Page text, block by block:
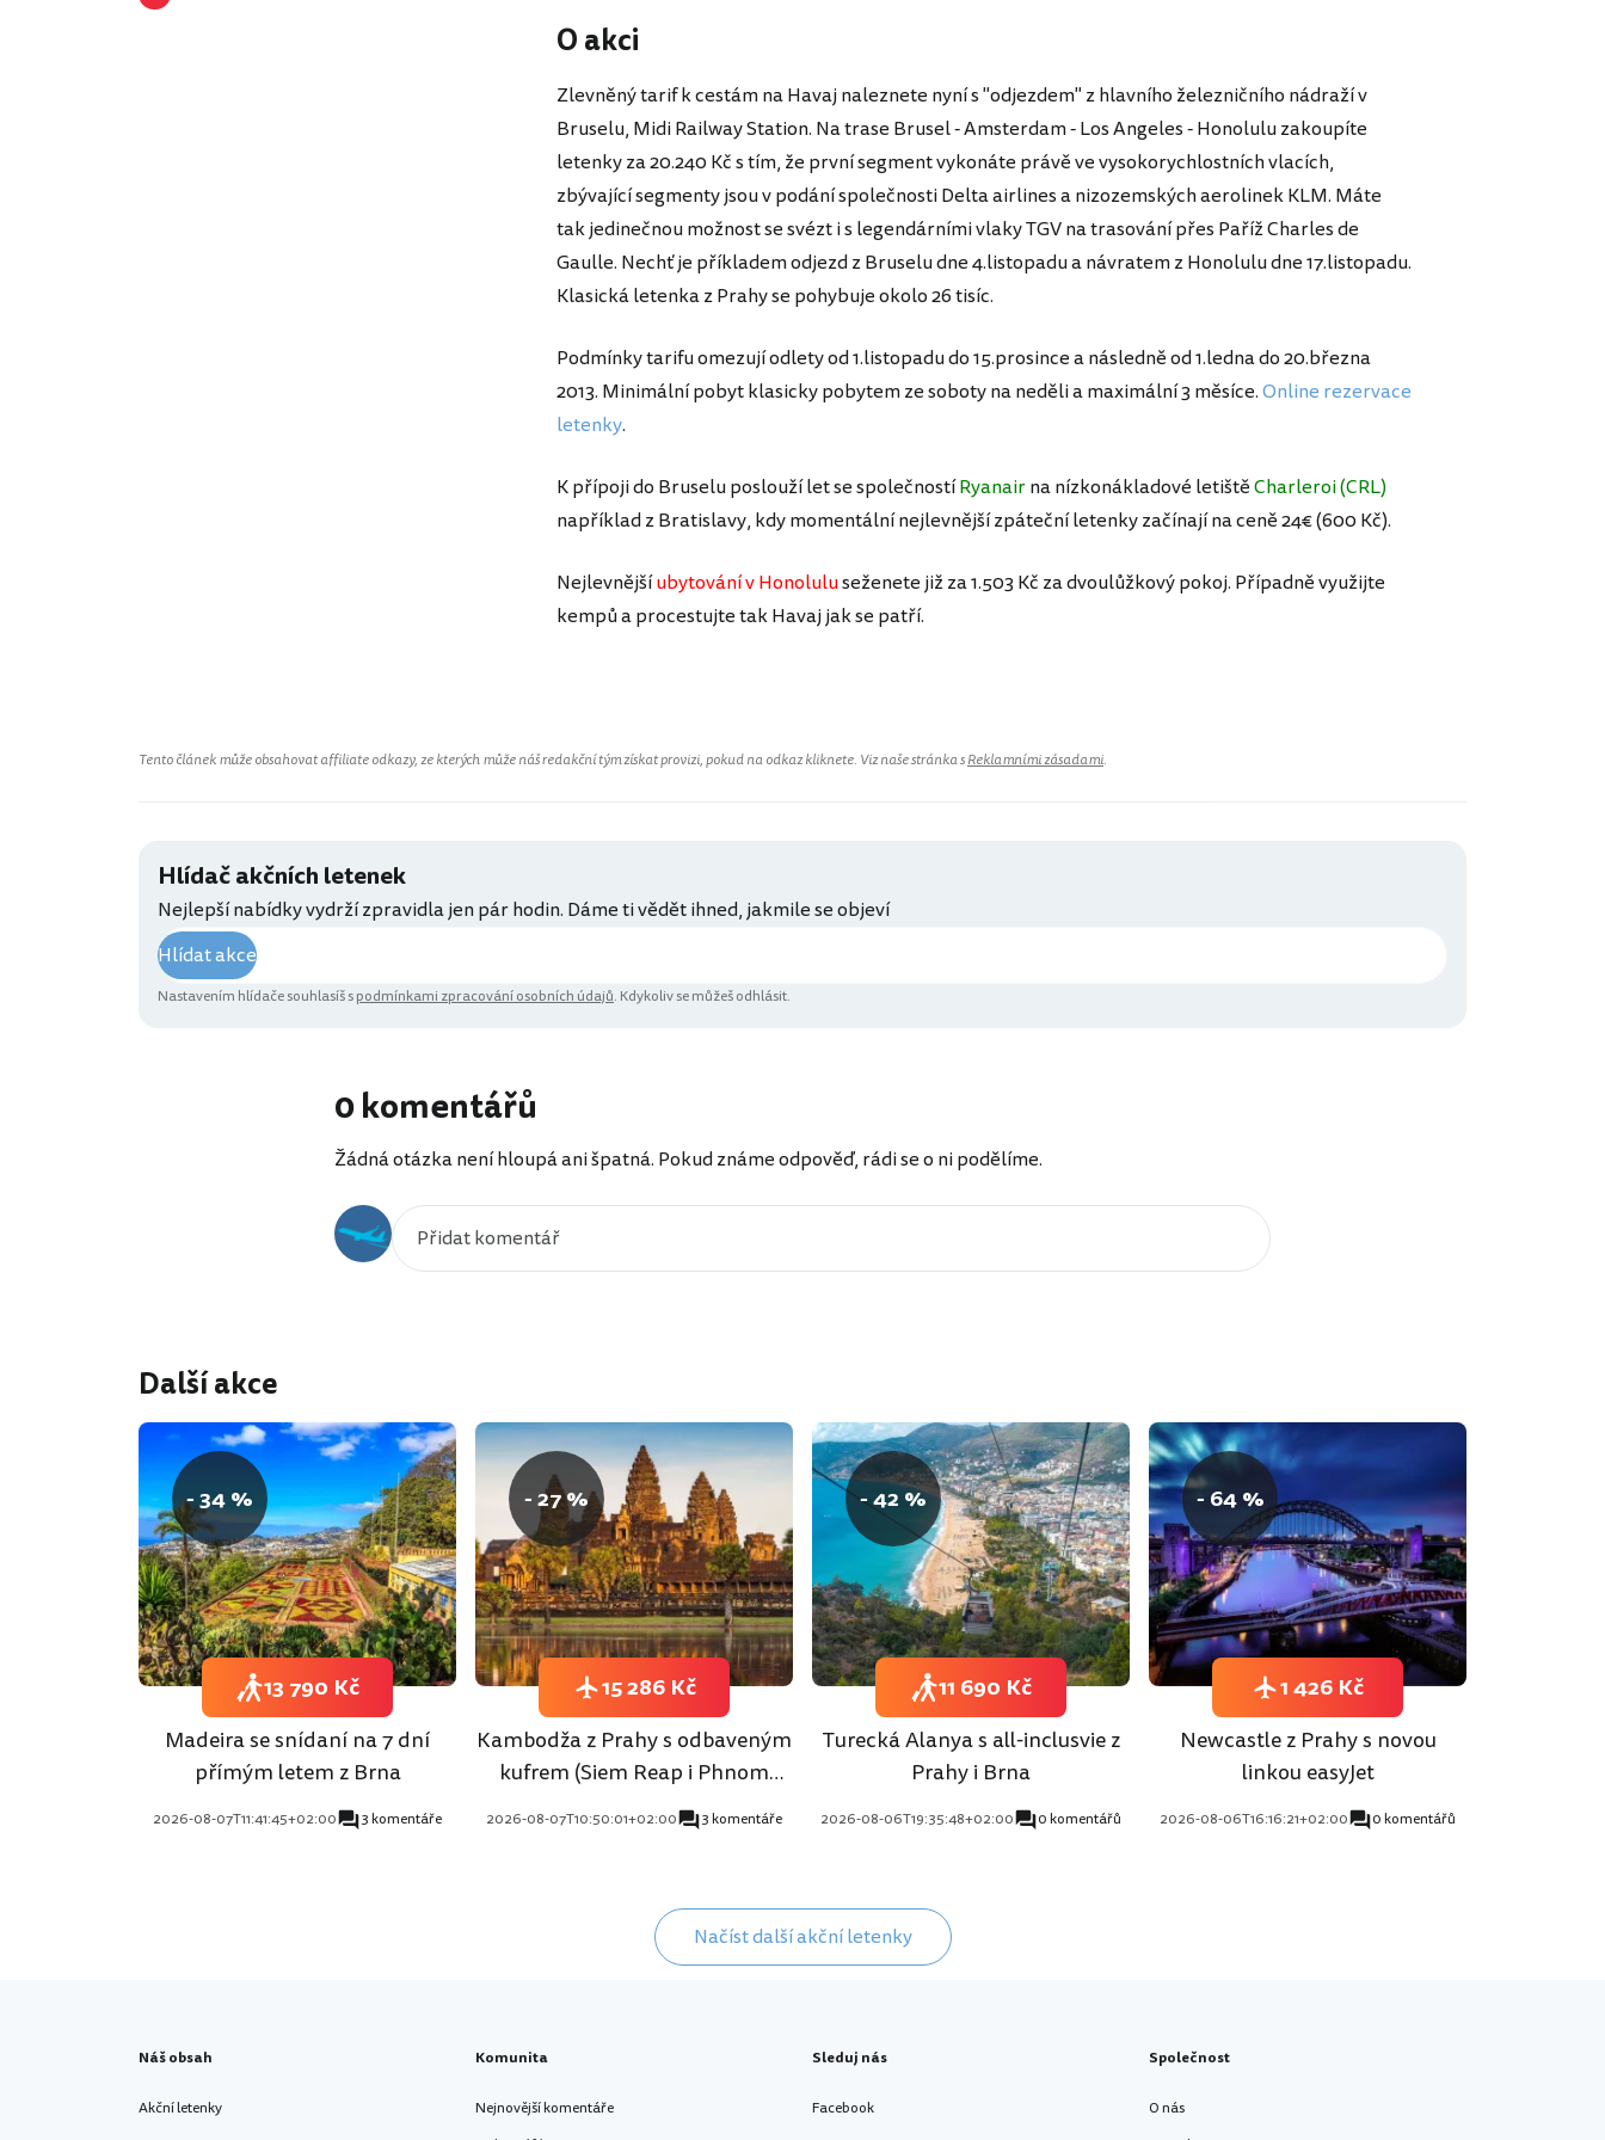
O akci
Zlevněný tarif k cestám na Havaj naleznete nyní s "odjezdem" z hlavního železničního nádraží v
Bruselu, Midi Railway Station. Na trase Brusel - Amsterdam - Los Angeles - Honolulu zakoupíte
letenky za 20.240 Kč s tím, že první segment vykonáte právě ve vysokorychlostních vlacích,
zbývající segmenty jsou v podání společnosti Delta airlines a nizozemských aerolinek KLM. Máte
tak jedinečnou možnost se svézt i s legendárními vlaky TGV na trasování přes Paříž Charles de
Gaulle. Nechť je příkladem odjezd z Bruselu dne 4.listopadu a návratem z Honolulu dne 17.listopadu.
Klasická letenka z Prahy se pohybuje okolo 26 tisíc.
Podmínky tarifu omezují odlety od 1.listopadu do 15.prosince a následně od 1.ledna do 20.března
2013. Minimální pobyt klasicky pobytem ze soboty na neděli a maximální 3 měsíce.Online rezervace
letenky.
K přípoji do Bruselu poslouží let se společnostíRyanairna nízkonákladové letištěCharleroi (CRL)
například z Bratislavy, kdy momentální nejlevnější zpáteční letenky začínají na ceně 24€ (600 Kč).
Nejlevnějšíubytování v Honoluluseženete již za 1.503 Kč za dvoulůžkový pokoj. Případně využijte
kempů a procestujte tak Havaj jak se patří.
Tento článek může obsahovat affiliate odkazy, ze kterých může náš redakční tým získat provizi, pokud na odkaz kliknete. Viz naše stránka sReklamními zásadami.
Hlídač akčních letenek
Nejlepší nabídky vydrží zpravidla jen pár hodin. Dáme ti vědět ihned, jakmile se objeví
Hlídat akce
Nastavením hlídače souhlasíš spodmínkami zpracování osobních údajů. Kdykoliv se můžeš odhlásit.
0 komentářů
Žádná otázka není hloupá ani špatná. Pokud známe odpověď, rádi se o ni podělíme.
Další akce
- 34 %
Madeira se snídaní na 7 dní
přímým letem z Brna
2026-08-07T11:41:45+02:00 3 komentáře
13 790 Kč
- 27 %
Kambodža z Prahy s odbaveným
kufrem (Siem Reap i Phnom
2026-08-07T10:50:01+02:00 3 komentáře
15 286 Kč
- 42 %
Turecká Alanya s all-inclusvie z
Prahy i Brna
2026-08-06T19:35:48+02:00 0 komentářů
11 690 Kč
- 64 %
Newcastle z Prahy s novou
linkou easyJet
2026-08-06T16:16:21+02:00 0 komentářů
1 426 Kč
Načíst další akční letenky
Náš obsah
Akční letenky
Komunita
Nejnovější komentáře
Sleduj nás
Facebook
Společnost
O nás